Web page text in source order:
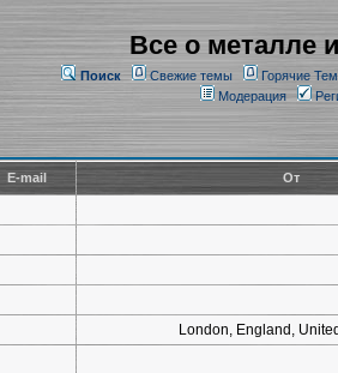
Все о металле
Поиск Свежие темы Горячие
Модерация
E-mail От
London, England,